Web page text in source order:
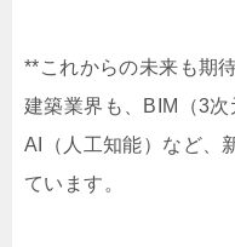
**これからの未来も期
建築業界も、BIM（3
AI（人工知能）など、
ています。